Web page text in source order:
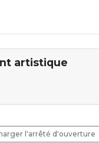
artistique
l'arrêté d'ouverture